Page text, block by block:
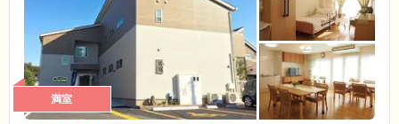
満室